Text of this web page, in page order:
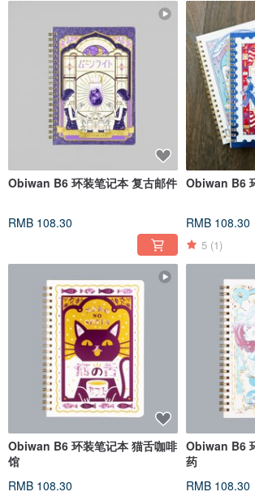
Obiwan B6 环装笔记本 复古邮件
RMB 108.30
Obiwan B6
RMB 108.30
5 (1)
Obiwan B6 环装笔记本 猫舌咖啡
馆
RMB 108.30
Obiwan B6
药
RMB 108.30